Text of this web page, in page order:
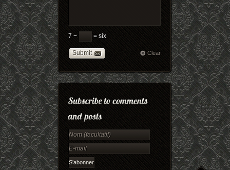
7 − = six
Submit Clear